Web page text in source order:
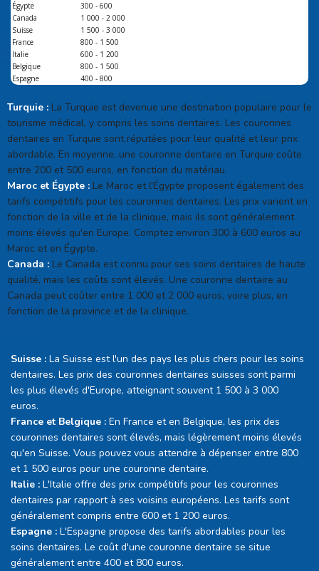
Égypte
300 - 600
Canada
1 000 - 2 000
Suisse
1 500 - 3 000
France
800 - 1 500
Italie
600 - 1 200
Belgique
800 - 1 500
Espagne
400 - 800
Turquie : La Turquie est devenue une destination populaire pour le
tourisme médical, y compris les soins dentaires. Les couronnes
dentaires en Turquie sont réputées pour leur qualité et leur prix
abordable. En moyenne, une couronne dentaire en Turquie coûte
entre 200 et 500 euros, en fonction du matériau.
Maroc et Égypte : Le Maroc et l'Égypte proposent également des
tarifs compétitifs pour les couronnes dentaires. Les prix varient en
fonction de la ville et de la clinique, mais ils sont généralement
moins élevés qu'en Europe. Comptez environ 300 à 600 euros au
Maroc et en Égypte.
Canada : Le Canada est connu pour ses soins dentaires de haute
qualité, mais les coûts sont élevés. Une couronne dentaire au
Canada peut coûter entre 1 000 et 2 000 euros, voire plus, en
fonction de la province et de la clinique.
Suisse : La Suisse est l'un des pays les plus chers pour les soins
dentaires. Les prix des couronnes dentaires suisses sont parmi
les plus élevés d'Europe, atteignant souvent 1 500 à 3 000
euros.
France et Belgique : En France et en Belgique, les prix des
couronnes dentaires sont élevés, mais légèrement moins élevés
qu'en Suisse. Vous pouvez vous attendre à dépenser entre 800
et 1 500 euros pour une couronne dentaire.
Italie : L'Italie offre des prix compétitifs pour les couronnes
dentaires par rapport à ses voisins européens. Les tarifs sont
généralement compris entre 600 et 1 200 euros.
Espagne : L'Espagne propose des tarifs abordables pour les
soins dentaires. Le coût d'une couronne dentaire se situe
généralement entre 400 et 800 euros.